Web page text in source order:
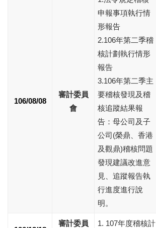
106/08/08
審計委員
會
申報事項執行情
形報告
2.106年第二季稽
核計劃執行情形
報告
3.106年第二季主
要稽核發現及稽
核追蹤結果報
告：母公司及子
公司(榮鼎、香港
及觀鼎)稽核問題
發現建議改進意
見、追蹤報告執
行進度進行說
明。
審計委員
1. 107年度稽核計